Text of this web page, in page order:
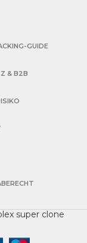
GUIDE
& B2B
super clone